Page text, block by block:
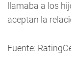
llamaba a los
aceptan la
Fuente: